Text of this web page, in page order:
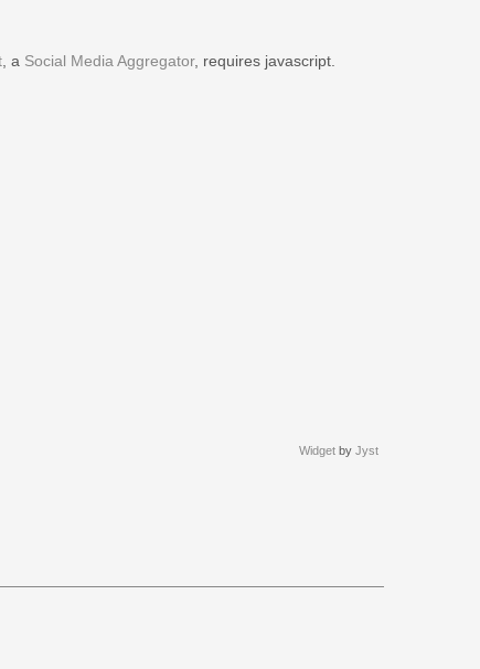
, a Social Media Aggregator, requires javascript.
Widget by Jyst